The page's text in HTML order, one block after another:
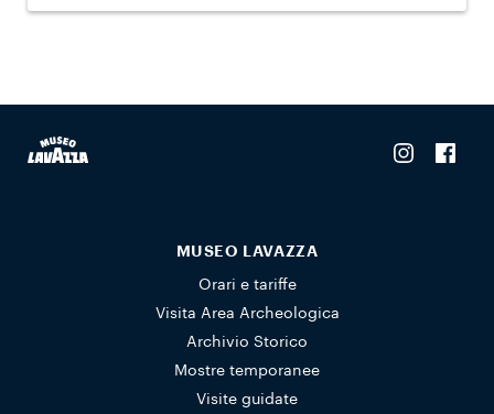
MUSEO LAVAZZA
Orari e tariffe
Visita Area Archeologica
Archivio Storico
Mostre temporanee
Visite guidate